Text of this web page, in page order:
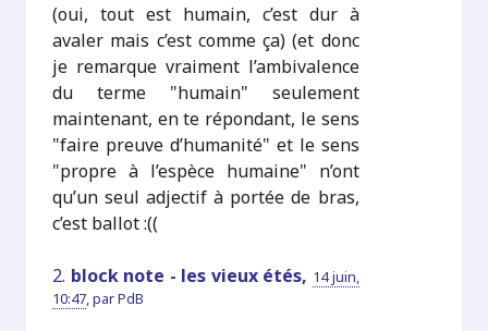
(oui, tout est humain, c’est dur à
avaler mais c’est comme ça) (et donc
je remarque vraiment l’ambivalence
du terme "humain" seulement
maintenant, en te répondant, le sens
"faire preuve d’humanité" et le sens
"propre à l’espèce humaine" n’ont
qu’un seul adjectif à portée de bras,
c’est ballot :((
2. block note - les vieux étés, 14 juin,
10:47 ,parPdB